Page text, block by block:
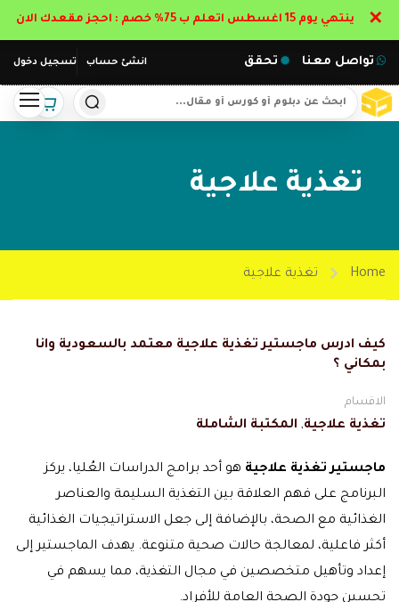
انشئ حساب تسجيل دخول تواصل معنا تحقق
تغذية علاجية
Home تغذية علاجية
كيف ادرس ماجستير تغذية علاجية معتمد بالسعودية وانا
بمكاني ؟
الاقسام
تغذية علاجية, المكتبة الشاملة
ماجستير تغذية علاجية هو أحد برامج الدراسات العُليا، يركز
البرنامج على فهم العلاقة بين التغذية السليمة والعناصر
الغذائية مع الصحة، بالإضافة إلى جعل الاستراتيجيات الغذائية
أكثر فاعلية، لمعالجة حالات صحية متنوعة. يهدف الماجستير إلى
إعداد وتأهيل متخصصين في مجال التغذية، مما يسهم في
تحسين جودة الصحة العامة للأفراد.
ينتهي يوم 15 اغسطس اتعلم ب 75% خصم : احجز مقعدك الان ✕